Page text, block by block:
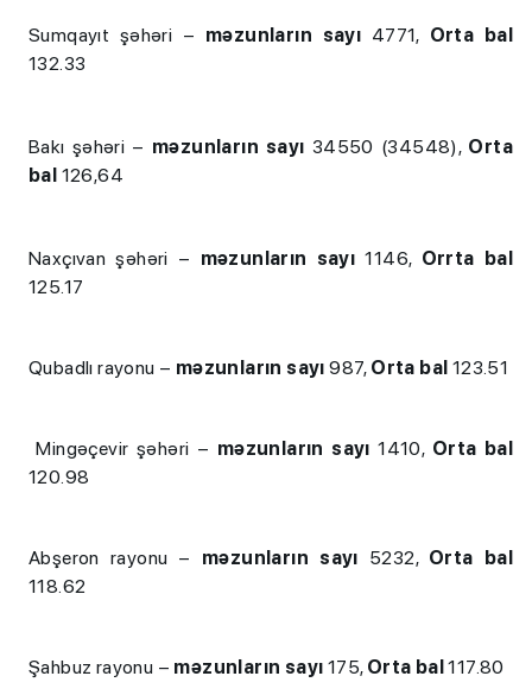
Sumqayıt şəhəri – məzunların sayı 4771, Orta bal
132.33
Bakı şəhəri – məzunların sayı 34550 (34548), Orta
bal 126,64
Naxçıvan şəhəri – məzunların sayı 1146, Orrta bal
125.17
Qubadlı rayonu – məzunların sayı987, Orta bal 123.51
Mingəçevir şəhəri – məzunların sayı 1410, Orta bal
120.98
Abşeron rayonu – məzunların sayı 5232, Orta bal
118.62
Şahbuz rayonu – məzunların sayı 175, Orta bal 117.80